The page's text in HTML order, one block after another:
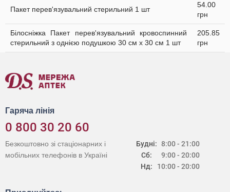
Пакет перев'язувальний стерильний 1 шт
54.00
грн
Білосніжка Пакет перев'язувальний кровоспинний
стерильний з однією подушкою 30 см х 30 см 1 шт
205.85
грн
Гаряча лінія
0 800 30 20 60
Будні:
Сб:
Нд:
8:00 - 21:00
9:00 - 20:00
10:00 - 20:00
Безкоштовно зі стаціонарних і
мобільних телефонів в Україні